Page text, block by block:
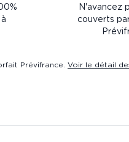
N'avancez
couverts
Prévifrance. Voir le détail